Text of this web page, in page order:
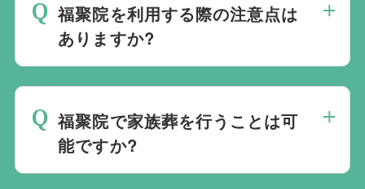
く、近年では自宅でご葬儀を行う自宅葬を
選ばれる方もいます。私たちは自宅でのご
ご希望がありましたら遠慮なくお申し付け
ください。
ら予約をしても式場利用料は同じです。
福聚院を利用する際の注意点は
ありますか?
れる人数によって選んだ式場が適している
か注意しておくと良いです。当社の相談員
は斎場を熟知しておりますので、ご不安な
福聚院で家族葬を行うことは可
能ですか?